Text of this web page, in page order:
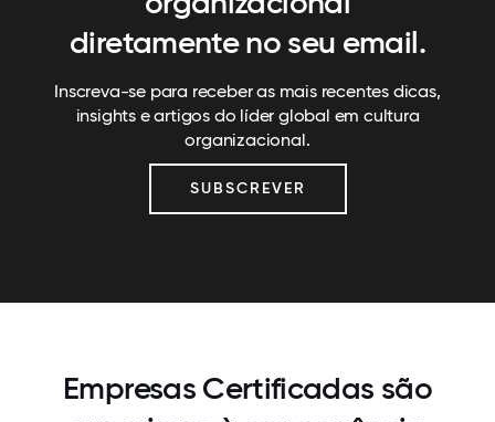
diretamente no seu email.
Inscreva-se para receber as mais recentes dicas,
insights e artigos do líder global em cultura
organizacional.
SUBSCREVER
Empresas Certificadas são